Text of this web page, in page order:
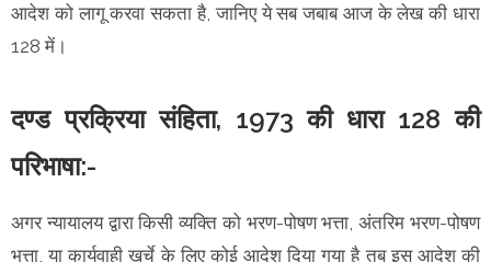
आदेश को लागू करवा सकता है, जानिए ये सब जबाब आज के लेख की धारा
128 में।
दण्ड प्रक्रिया संहिता, 1973 की धारा 128 की
परिभाषा:-
अगर न्यायालय द्वारा किसी व्यक्ति को भरण-पोषण भत्ता, अंतरिम भरण-पोषण
भत्ता, या कार्यवाही खर्चे के लिए कोई आदेश दिया गया है तब इस आदेश की